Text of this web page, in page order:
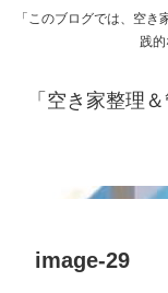
「このブログでは、空
践
「空き家整理
image-29